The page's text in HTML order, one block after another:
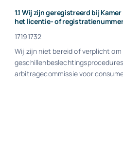
1.1 Wij zijn geregistreerd bij
het licentie- of
17191732
Wij zijn niet bereid of verplicht
arbitragecommissie voor